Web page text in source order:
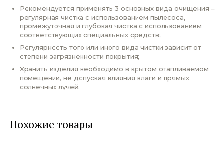
Рекомендуется применять 3 основных вида очищения –
регулярная чистка с использованием пылесоса,
промежуточная и глубокая чистка с использованием
соответствующих специальных средств;
Регулярность того или иного вида чистки зависит от
степени загрязненности покрытия;
Хранить изделия необходимо в крытом отапливаемом
помещении, не допуская влияния влаги и прямых
солнечных лучей.
Похожие товары